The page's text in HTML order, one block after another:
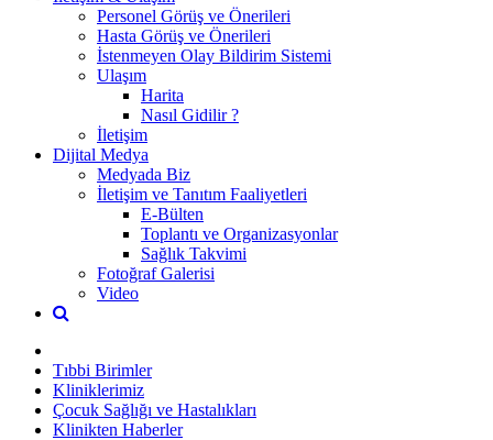
Personel Görüş ve Önerileri
Hasta Görüş ve Önerileri
İstenmeyen Olay Bildirim Sistemi
Ulaşım
Harita
Nasıl Gidilir ?
İletişim
Dijital Medya
Medyada Biz
İletişim ve Tanıtım Faaliyetleri
E-Bülten
Toplantı ve Organizasyonlar
Sağlık Takvimi
Fotoğraf Galerisi
Video
Tıbbi Birimler
Kliniklerimiz
Çocuk Sağlığı ve Hastalıkları
Klinikten Haberler